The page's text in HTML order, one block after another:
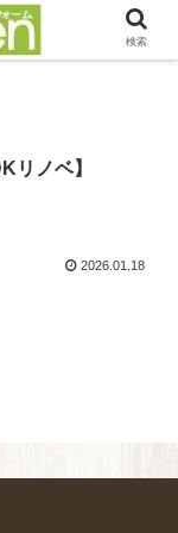
リノベ】
2026.01.18
検索